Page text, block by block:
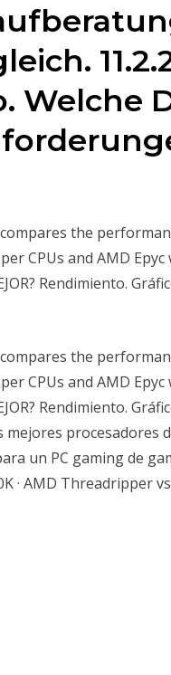
Welche
the
CPUs and AMD
Rendimiento.
the
CPUs and AMD
Rendimiento.
procesadores
un PC gaming de
· AMD Threadripper